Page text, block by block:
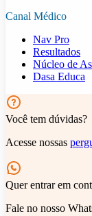
Canal Médico
Nav Pro
Resultados
Núcleo de
Dasa Educa
Você tem dúvidas?
Acesse nossas
Quer entrar em
Fale no nosso